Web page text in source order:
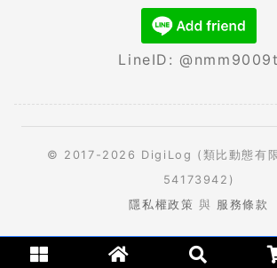
LineID: @nmm9009t
© 2017-2026 DigiLog (類比動態有限
54173942)
隱私權政策 與 服務條款